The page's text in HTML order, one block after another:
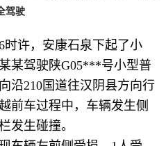
驾驶
时许，安康石泉下起了小
某驾驶陕G05***号小型普
沿210国道往汉阴县方向行
前车过程中，车辆发生侧
发生碰撞。